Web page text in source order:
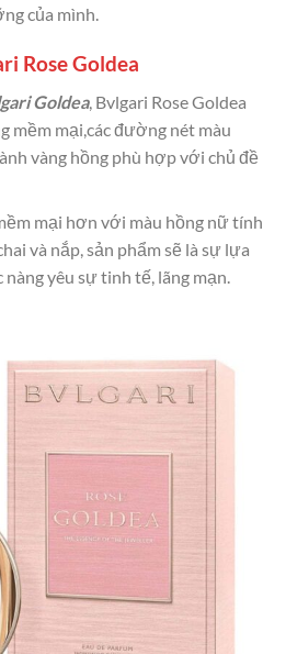
của mình.
Rose Goldea
Goldea, Bvlgari Rose Goldea
mềm mại,các đường nét màu
vàng hồng phù hợp với chủ đề
mại hơn với màu hồng nữ tính
và nắp, sản phẩm sẽ là sự lựa
yêu sự tinh tế, lãng mạn.